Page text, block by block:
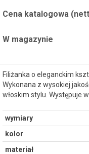
Cena katalogowa
W magazynie
Filiżanka o eleganckim
Wykonana z wysokiej
włoskim stylu. Występuje
wymiary
kolor
materiał